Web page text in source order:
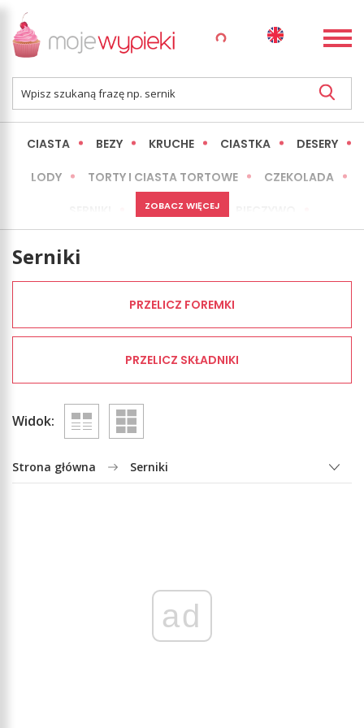
CIASTA BEZY KRUCHE CIASTKA DESERY
LODY TORTY I CIASTA TORTOWE CZEKOLADA
MINI WYPIEKI
ZOBACZ WIĘCEJ
Serniki
PRZELICZ FOREMKI
PRZELICZ SKŁADNIKI
Widok:
Strona główna Serniki
ad